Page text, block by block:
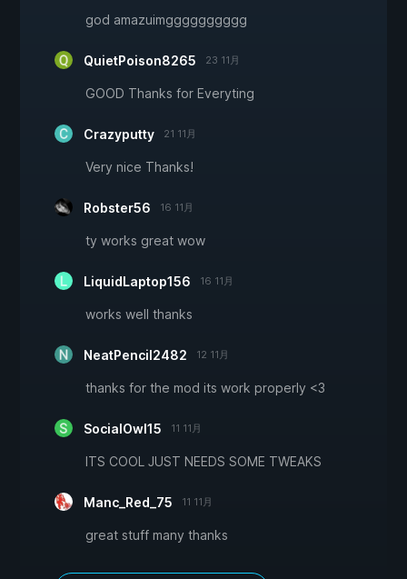
god amazuimgggggggggg
QuietPoison8265 23 11月
GOOD Thanks for Everyting
Crazyputty 21 11月
Very nice Thanks!
Robster56 16 11月
ty works great wow
LiquidLaptop156 16 11月
works well thanks
NeatPencil2482 12 11月
thanks for the mod its work properly <3
SocialOwl15 11 11月
ITS COOL JUST NEEDS SOME TWEAKS
Manc_Red_75 11 11月
great stuff many thanks